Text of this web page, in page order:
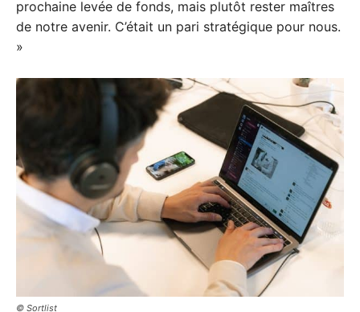
prochaine levée de fonds, mais plutôt rester maîtres
de notre avenir. C’était un pari stratégique pour nous.
»
© Sortlist